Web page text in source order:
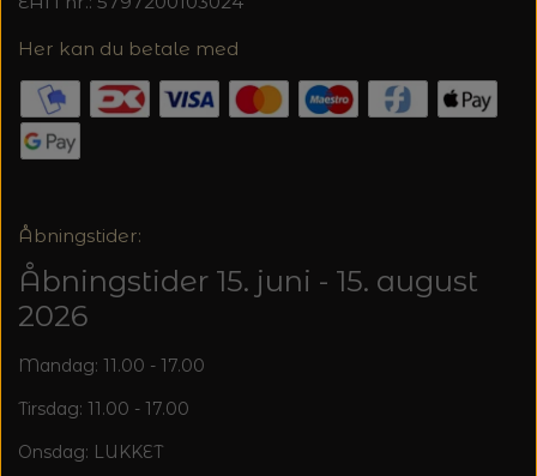
Her kan du betale med
Åbningstider:
Åbningstider 15. juni - 15. august
2026
Mandag: 11.00 - 17.00
Tirsdag: 11.00 - 17.00
Onsdag: LUKKET